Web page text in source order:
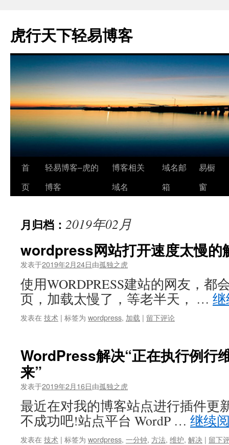
虎行天下轻易博客
跳
至
首
页
轻易博客–虎的
博客
博客相关
域名
域名邮
箱
易橱
窗
月归档： 2019年02月
wordpress网站打开速度太慢的
发表于2019年2月24日由孤独之虎
使用WORDPRESS建站的网友，都
页，加载太慢了，等老半天， …
发表在 技术 | 标签为 wordpress, 加载 | 留下评论
WordPress解决“正在执行例行
来”
发表于2019年2月16日由孤独之虎
最近在对我的博客站点进行插件更
不成功吧!站点平台 WordP … 继续
发表在 技术 | 标签为 wordpress, 一分钟, 方法, 维护, 解决 | 留下